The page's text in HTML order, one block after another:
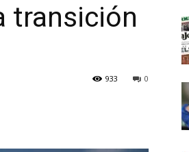
Político
transición
0
933